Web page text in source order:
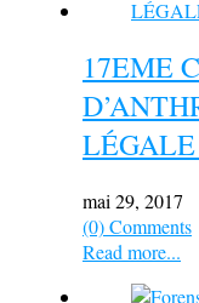
17EME
LÉGALE
mai 29, 2017
(0) Comments
Read more...